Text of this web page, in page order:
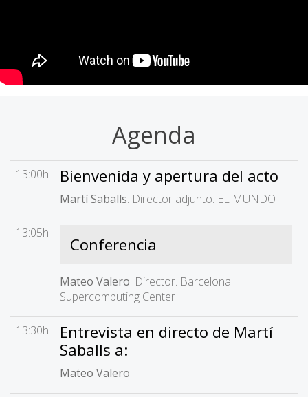
Agenda
13:00h Bienvenida y apertura del acto
Martí Saballs. Director adjunto. EL MUNDO
13:05h
Conferencia
Mateo Valero. Director. Barcelona
Supercomputing Center
13:30h
Entrevista en directo de Martí
Saballs a:
Mateo Valero